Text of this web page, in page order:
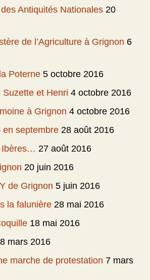
Antiquités Nationales 20
de l’Agriculture à Grignon 6
Poterne 5 octobre 2016
et Henri 4 octobre 2016
à Grignon 4 octobre 2016
en septembre 28 août 2016
Ibères… 27 août 2016
20 juin 2016
de Grignon 5 juin 2016
la falunière 28 mai 2016
18 mai 2016
mars 2016
marche de protestation 7 mars